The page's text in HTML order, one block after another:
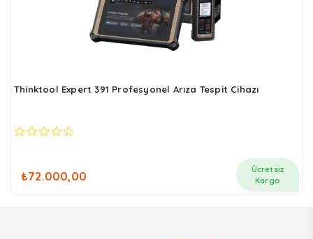
Thinktool Expert 391 Profesyonel Arıza Tespit Cihazı
₺72.000,00
Ücretsiz
Kargo